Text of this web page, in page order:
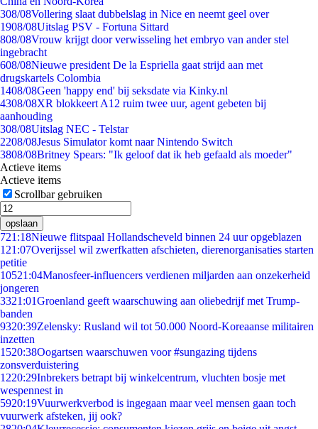
308/08Vollering slaat dubbelslag in Nice en neemt geel over
1908/08Uitslag PSV - Fortuna Sittard
808/08Vrouw krijgt door verwisseling het embryo van ander stel
ingebracht
608/08Nieuwe president De la Espriella gaat strijd aan met
drugskartels Colombia
1408/08Geen 'happy end' bij seksdate via Kinky.nl
4308/08XR blokkeert A12 ruim twee uur, agent gebeten bij
aanhouding
308/08Uitslag NEC - Telstar
2208/08Jesus Simulator komt naar Nintendo Switch
3808/08Britney Spears: "Ik geloof dat ik heb gefaald als moeder"
Actieve items
Actieve items
Scrollbar gebruiken
opslaan
721:18Nieuwe flitspaal Hollandscheveld binnen 24 uur opgeblazen
1 21:07Overijssel wil zwerfkatten afschieten, dierenorganisaties starten
petitie
10521:04Manosfeer-influencers verdienen miljarden aan onzekerheid
jongeren
3321:01Groenland geeft waarschuwing aan oliebedrijf met Trump-
banden
9320:39Zelensky: Rusland wil tot 50.000 Noord-Koreaanse militairen
inzetten
1520:38Oogartsen waarschuwen voor #sungazing tijdens
zonsverduistering
1220:29Inbrekers betrapt bij winkelcentrum, vluchten bosje met
wespennest in
5920:19Vuurwerkverbod is ingegaan maar veel mensen gaan toch
vuurwerk afsteken, jij ook?